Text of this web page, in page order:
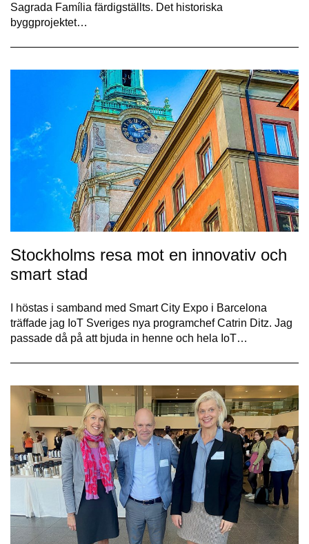
Sagrada Família färdigställts. Det historiska
byggprojektet…
Stockholms resa mot en innovativ och
smart stad
I höstas i samband med Smart City Expo i Barcelona
träffade jag IoT Sveriges nya programchef Catrin Ditz. Jag
passade då på att bjuda in henne och hela IoT…